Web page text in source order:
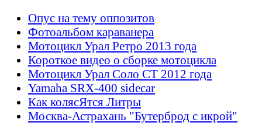
Опус на тему оппозитов
Фотоальбом караванера
Мотоцикл Урал Ретро 2013 года
Короткое видео о сборке мотоцикла
Мотоцикл Урал Соло СТ 2012 года
Yamaha SRX-400 sidecar
Как колясЯтся Литры
Москва-Астрахань "Бутерброд с икрой"